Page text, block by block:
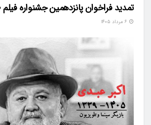
تمدید فراخوان پانزدهمین جشنواره فیلم ۱۰۰